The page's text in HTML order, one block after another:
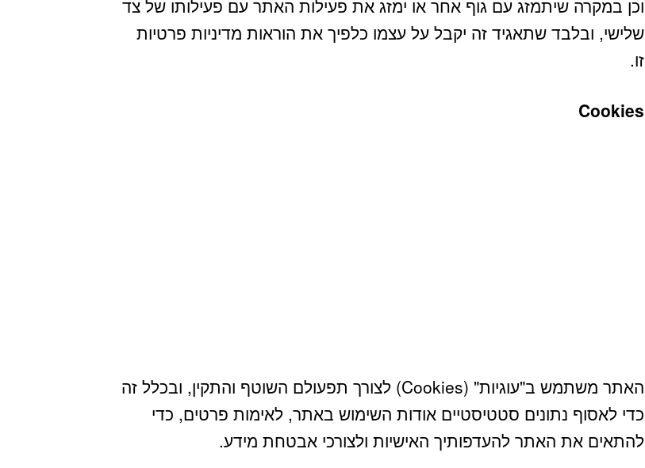
וכן במקרה שיתמזג עם גוף אחר או ימזג את פעילות האתר עם פעילותו של צד
שלישי, ובלבד שתאגיד זה יקבל על עצמו כלפיך את הוראות מדיניות פרטיות
זו.
Cookies
האתר משתמש ב"עוגיות" (Cookies) לצורך תפעולם השוטף והתקין, ובכלל זה
כדי לאסוף נתונים סטטיסטיים אודות השימוש באתר, לאימות פרטים, כדי
להתאים את האתר להעדפותיך האישיות ולצורכי אבטחת מידע.